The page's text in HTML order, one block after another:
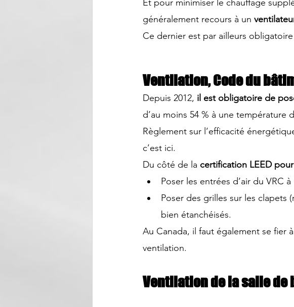
Et pour minimiser le chauffage
généralement recours à un
Ce dernier est par ailleurs
Ventilation, Code du
Depuis 2012, il est obligatoire de
d’au moins 54 % à une température
Règlement sur l’efficacité
c’est ici.
Du côté de la certification LEED
Poser les entrées d’air du VRC
Poser des grilles sur les clapets
bien étanchéisés.
Au Canada, il faut également se fier
ventilation.
Ventilation de la salle de